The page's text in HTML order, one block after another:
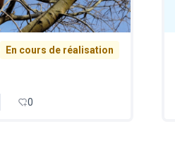
En cours de réalisation
0